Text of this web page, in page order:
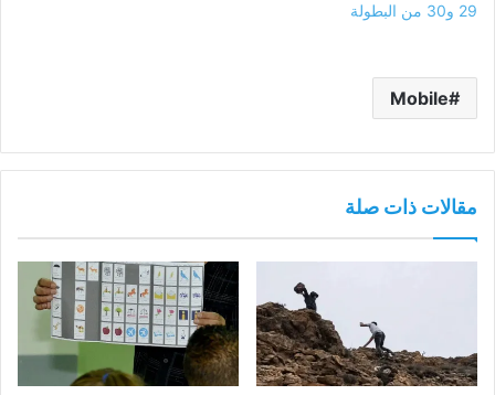
29 و30 من البطولة
Mobile
مقالات ذات صلة